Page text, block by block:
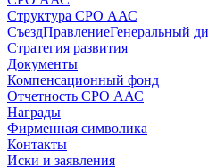
Структура СРО ААС
СъездПравлениеГенеральный
Стратегия развития
Документы
Компенсационный фонд
Отчетность СРО ААС
Награды
Фирменная символика
Контакты
Иски и заявления